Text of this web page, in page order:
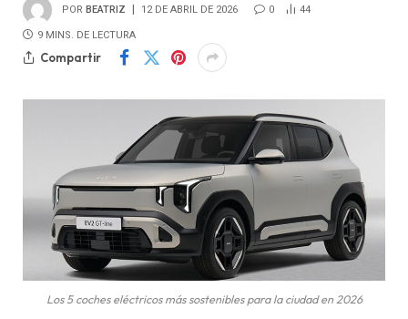
POR BEATRIZ 12 DE ABRIL DE 2026 0 44
9 MINS. DE LECTURA
Compartir
Los 5 coches eléctricos más sostenibles para la ciudad en 2026